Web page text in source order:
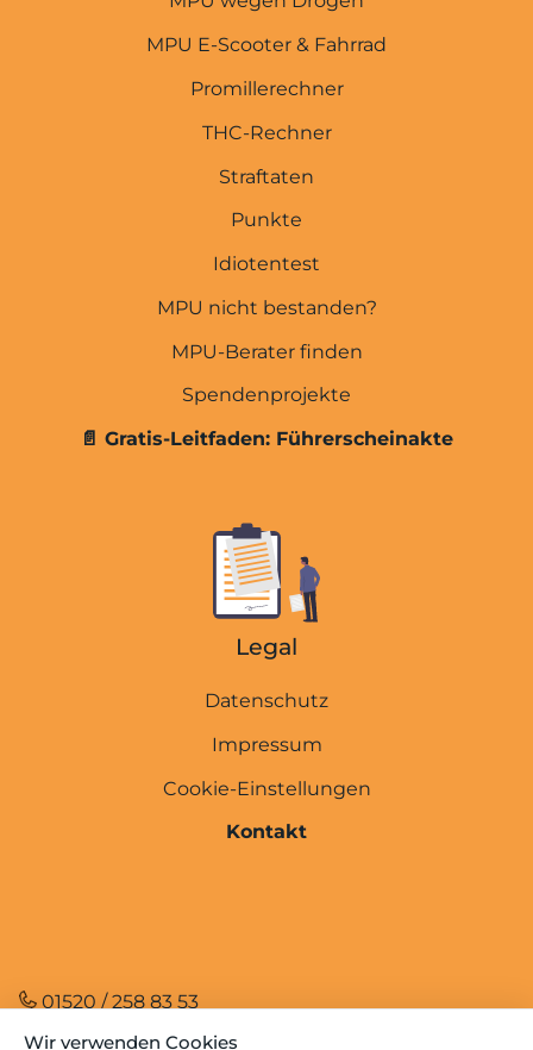
MPU E-Scooter & Fahrrad
Promillerechner
THC-Rechner
Straftaten
Punkte
Idiotentest
MPU nicht bestanden?
MPU-Berater finden
Spendenprojekte
📄 Gratis-Leitfaden: Führerscheinakte
Legal
Datenschutz
Impressum
Cookie-Einstellungen
Kontakt
01520 / 258 83 53
Folge uns auf Social Media
Wir verwenden Cookies
Startseite
MPU wegen Punkten
THC-Rechner
MPU wegen Cannabis
MPU wegen Alkohol
Abstinenznachweise
Facharztgutachten